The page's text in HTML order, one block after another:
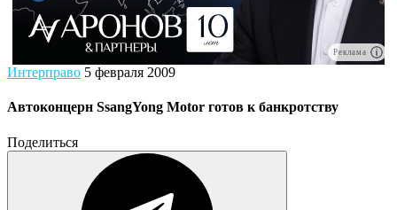
Реклама
Интерправо 5 февраля 2009
Автоконцерн SsangYong Motor готов к банкротству
Поделиться